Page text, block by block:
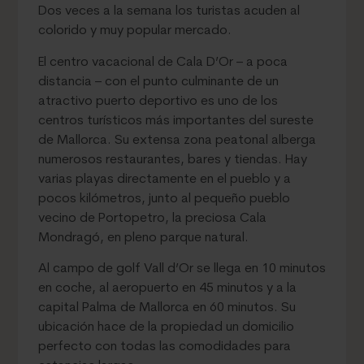
Dos veces a la semana los turistas acuden al
colorido y muy popular mercado.
El centro vacacional de Cala D’Or – a poca
distancia – con el punto culminante de un
atractivo puerto deportivo es uno de los
centros turísticos más importantes del sureste
de Mallorca. Su extensa zona peatonal alberga
numerosos restaurantes, bares y tiendas. Hay
varias playas directamente en el pueblo y a
pocos kilómetros, junto al pequeño pueblo
vecino de Portopetro, la preciosa Cala
Mondragó, en pleno parque natural.
Al campo de golf Vall d’Or se llega en 10 minutos
en coche, al aeropuerto en 45 minutos y a la
capital Palma de Mallorca en 60 minutos. Su
ubicación hace de la propiedad un domicilio
perfecto con todas las comodidades para